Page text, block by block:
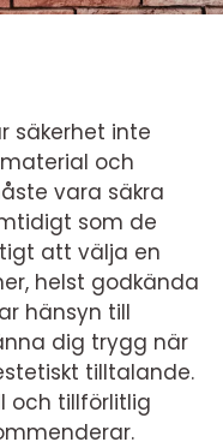
säkerhet inte
och
vara säkra
som de
att välja en
helst godkända
hänsyn till
dig trygg när
tilltalande.
och tillförlitlig